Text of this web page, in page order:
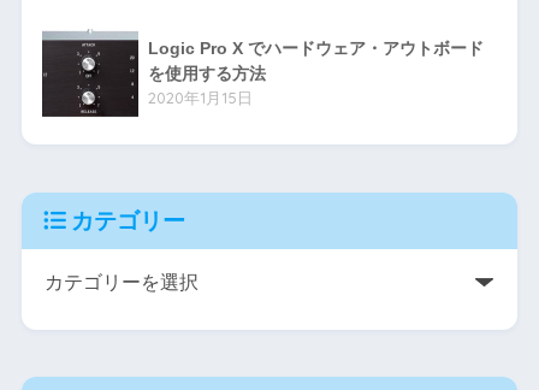
Logic Pro X でハードウェア・アウトボード
を使用する方法
2020年1月15日
カテゴリー